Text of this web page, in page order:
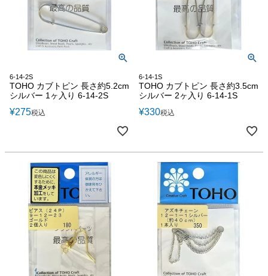
6-14-2S
TOHO カブトピン 長さ約5.2cm
シルバー 1ヶ入り 6-14-2S
¥275税込
6-14-1S
TOHO カブトピン 長さ約3.5cm
シルバー 2ヶ入り 6-14-1S
¥330税込